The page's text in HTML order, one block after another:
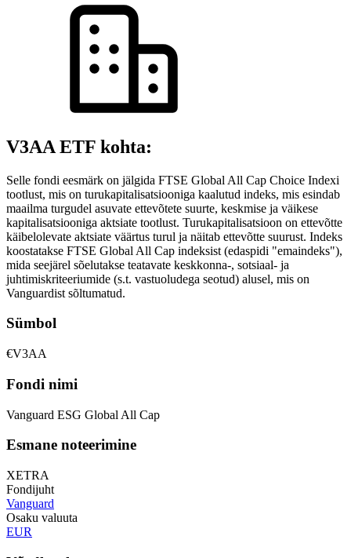
V3AA ETF kohta:
Selle fondi eesmärk on jälgida FTSE Global All Cap Choice Indexi
tootlust, mis on turukapitalisatsiooniga kaalutud indeks, mis esindab
maailma turgudel asuvate ettevõtete suurte, keskmise ja väikese
kapitalisatsiooniga aktsiate tootlust. Turukapitalisatsioon on ettevõtte
käibelolevate aktsiate väärtus turul ja näitab ettevõtte suurust. Indeks
koostatakse FTSE Global All Cap indeksist (edaspidi "emaindeks"),
mida seejärel sõelutakse teatavate keskkonna-, sotsiaal- ja
juhtimiskriteeriumide (s.t. vastuoludega seotud) alusel, mis on
Vanguardist sõltumatud.
Sümbol
€V3AA
Fondi nimi
Vanguard ESG Global All Cap
Esmane noteerimine
XETRA
Fondijuht
Vanguard
Osaku valuuta
EUR